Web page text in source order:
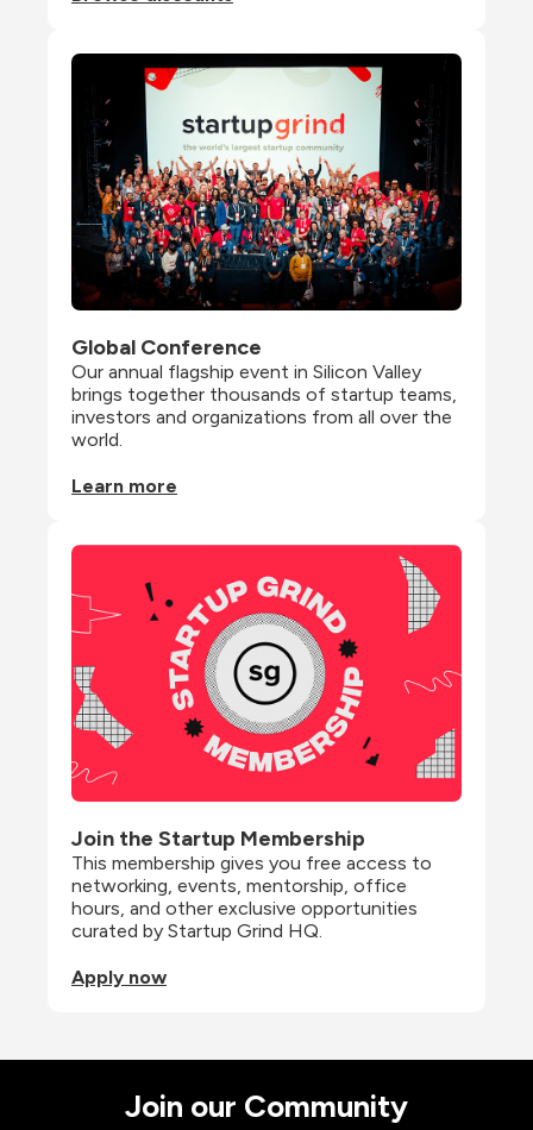
Global Conference
Our annual flagship event in Silicon Valley
brings together thousands of startup teams,
investors and organizations from all over the
world.
Learn more
Join the Startup Membership
This membership gives you free access to
networking, events, mentorship, office
hours, and other exclusive opportunities
curated by Startup Grind HQ.
Apply now
Join our Community